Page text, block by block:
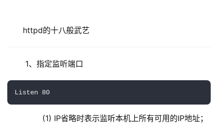
httpd的十八般武艺
1、指定监听端口
Listen 80
(1) IP省略时表示监听本机上所有可用的IP地址；